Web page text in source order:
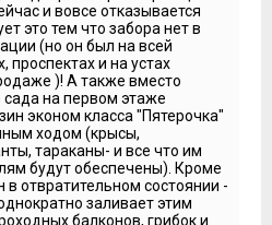
сейчас есть все
На самом деле предложений
пользуется высоким спросом.
осталось на выбор.
двушки, трешки?
Однокомнатных квартир
к заселению остаются
для семейных людей.
и вовсе отказывается
это тем что забора нет в
(но он был на всей
проспектах и на устах
)! А также вместо
сада на первом этаже
эконом класса "Пятерочка"
ходом (крысы,
тараканы- и все что им
будут обеспечены). Кроме
в отвратительном состоянии -
заливает этим
балконов, грибок и